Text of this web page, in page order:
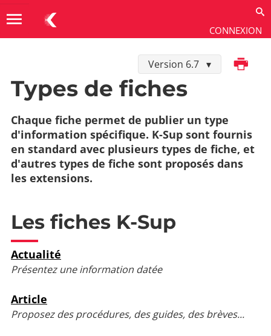
CONNEXION
menu
Version 6.7Imprimer
Types de fiches
Types de fiches
Chaque fiche permet de publier un type
d'information spécifique. K-Sup sont fournis
en standard avec plusieurs types de fiche, et
d'autres types de fiche sont proposés dans
les extensions.
Les fiches K-Sup
Actualité
Présentez une information datée
Article
Proposez des procédures, des guides, des brèves...